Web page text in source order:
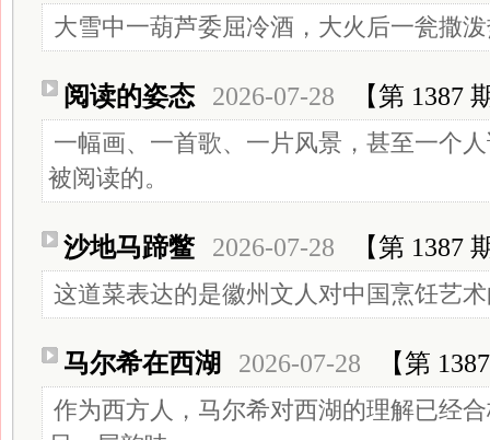
大雪中一葫芦委屈冷酒，大火后一瓮撒
阅读的姿态 2026-07-28 【第 1387
一幅画、一首歌、一片风景，甚至一个
被阅读的。
沙地马蹄鳖 2026-07-28 【第 1387
这道菜表达的是徽州文人对中国烹饪艺
马尔希在西湖 2026-07-28 【第
作为西方人，马尔希对西湖的理解已经